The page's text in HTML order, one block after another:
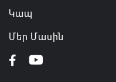
Կապ
Մեր Մասին